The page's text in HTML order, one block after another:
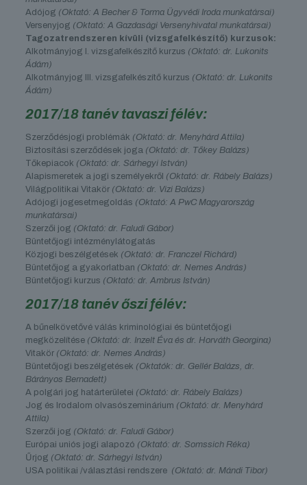
Adójog (Oktató: A Becher & Torma Ügyvédi Iroda munkatársai)
Versenyjog (Oktató: A Gazdasági Versenyhivatal munkatársai)
Tagozatrendszeren kívüli (vizsgafelkészítő) kurzusok:
Alkotmányjog I. vizsgafelkészítő kurzus (Oktató: dr. Lukonits
Ádám)
Alkotmányjog III. vizsgafelkészítő kurzus (Oktató: dr. Lukonits
Ádám)
2017/18 tanév tavaszi félév:
Szerződésjogi problémák (Oktató: dr. Menyhárd Attila)
Biztosítási szerződések joga (Oktató: dr. Tőkey Balázs)
Tőkepiacok (Oktató: dr. Sárhegyi István)
Alapismeretek a jogi személyekről (Oktató: dr. Rábely Balázs)
Világpolitikai Vitakör (Oktató: dr. Vizi Balázs)
Adójogi jogesetmegoldás (Oktató: A PwC Magyarország
munkatársai)
Szerzői jog (Oktató: dr. Faludi Gábor)
Büntetőjogi intézménylátogatás
Közjogi beszélgetések (Oktató: dr. Franczel Richárd)
Büntetőjog a gyakorlatban (Oktató: dr. Nemes András)
Büntetőjogi kurzus (Oktató: dr. Ambrus István)
2017/18 tanév őszi félév:
A bűnelkövetővé válás kriminológiai és büntetőjogi
megközelítése (Oktató: dr. Inzelt Éva és dr. Horváth Georgina)
Vitakör (Oktató: dr. Nemes András)
Büntetőjogi beszélgetések (Oktatók: dr. Gellér Balázs, dr.
Bárányos Bernadett)
A polgári jog határterületei (Oktató: dr. Rábely Balázs)
Jog és Irodalom olvasószeminárium (Oktató: dr. Menyhárd
Attila)
Szerzői jog (Oktató: dr. Faludi Gábor)
Európai uniós jogi alapozó (Oktató: dr. Somssich Réka)
Űrjog (Oktató: dr. Sárhegyi István)
USA politikai /választási rendszere (Oktató: dr. Mándi Tibor)